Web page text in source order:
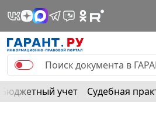
Бюджетный учет Судебная